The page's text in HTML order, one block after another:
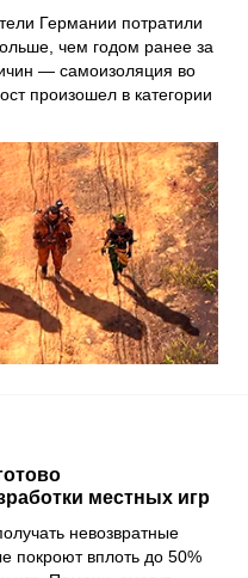
Германии потратили
чем годом ранее за
— самоизоляция во
произошел в категории
местных игр
невозвратные
покроют вплоть до 50%